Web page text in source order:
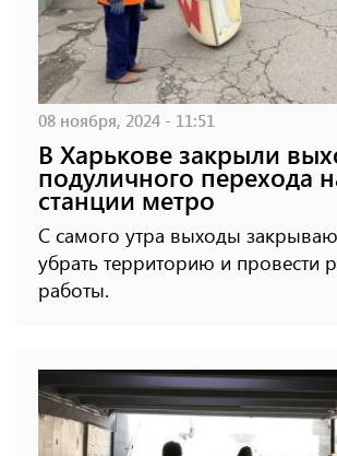
08 ноября, 2024 - 11:51
В Харькове закрыли
подуличного перехода
станции метро
С самого утра выходы
убрать территорию и провести
работы.